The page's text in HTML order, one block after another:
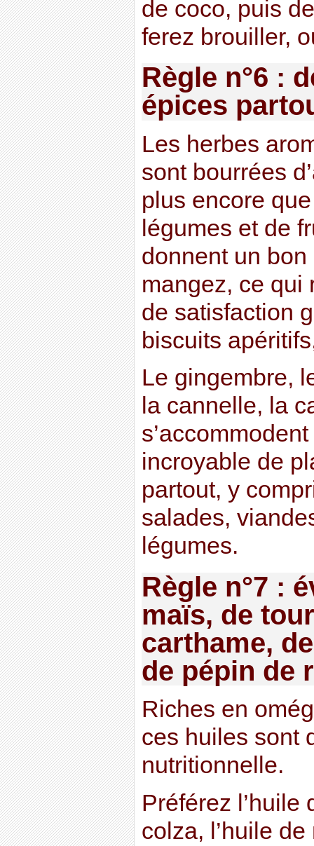
de coco, puis
ferez brouiller,
Règle n°6 :
épices
Les herbes
sont bourrées
plus encore
légumes et de
donnent un
mangez, ce qui
de satisfaction
biscuits
Le gingembre,
la cannelle, la
incroyable de
partout, y
salades,
légumes.
Règle n°7 :
maïs, de
carthame,
de pépin de
Riches en
ces huiles sont
nutritionnelle.
Préférez l’huile
colza, l’huile